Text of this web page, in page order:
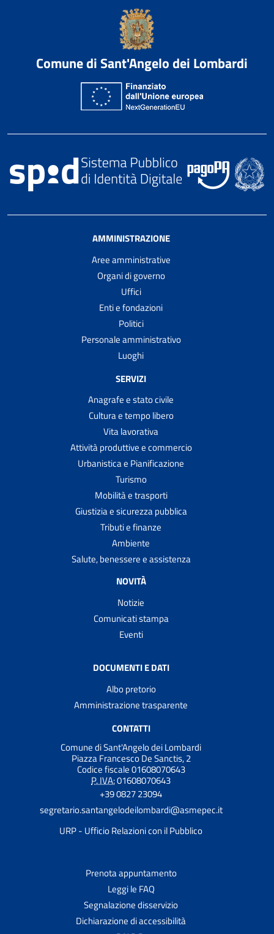
Comune di Sant'Angelo dei Lombardi
AMMINISTRAZIONE
Aree amministrative
Organi di governo
Uffici
Enti e fondazioni
Politici
Personale amministrativo
Luoghi
SERVIZI
Anagrafe e stato civile
Cultura e tempo libero
Vita lavorativa
Attività produttive e commercio
Urbanistica e Pianificazione
Turismo
Mobilità e trasporti
Giustizia e sicurezza pubblica
Tributi e finanze
Ambiente
Salute, benessere e assistenza
NOVITÀ
Notizie
Comunicati stampa
Eventi
DOCUMENTI E DATI
Albo pretorio
Amministrazione trasparente
CONTATTI
Comune di Sant'Angelo dei Lombardi
Piazza Francesco De Sanctis, 2
Codice fiscale 01608070643
P. IVA:01608070643
+39 0827 23094
segretario.santangelodeilombardi@asmepec.it
URP - Ufficio Relazioni con il Pubblico
Prenota appuntamento
Leggi le FAQ
Segnalazione disservizio
Dichiarazione di accessibilità